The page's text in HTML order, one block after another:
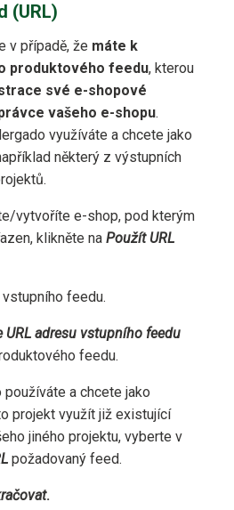
(URL)
v případě, že máte k
produktového feedu, kterou
své e-shopové
vašeho e-shopu.
využíváte a chcete jako
některý z výstupních
vytvoříte e-shop, pod kterým
klikněte na Použít URL
feedu.
URL adresu vstupního feedu
feedu.
a chcete jako
projekt využít již existující
jiného projektu, vyberte v
požadovaný feed.
.